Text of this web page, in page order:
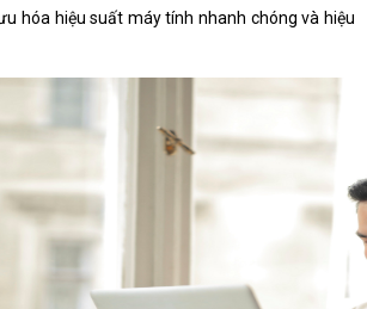
hóa hiệu suất máy tính nhanh chóng và hiệu